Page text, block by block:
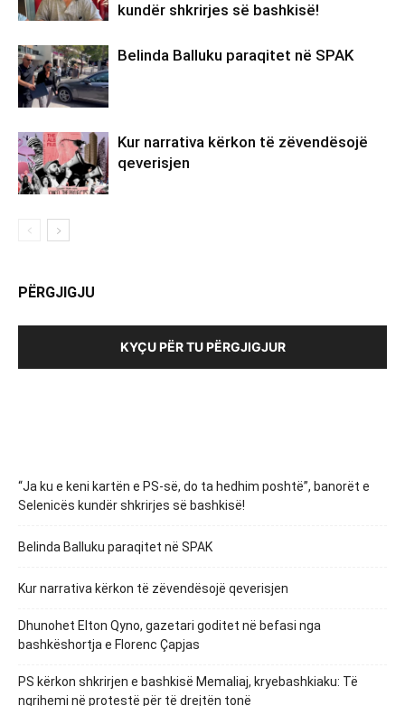
kundër shkrirjes së bashkisë!
Belinda Balluku paraqitet në SPAK
Kur narrativa kërkon të zëvendësojë
qeverisjen
PËRGJIGJU
KYÇU PËR TU PËRGJIGJUR
“Ja ku e keni kartën e PS-së, do ta hedhim poshtë”, banorët e
Selenicës kundër shkrirjes së bashkisë!
Belinda Balluku paraqitet në SPAK
Kur narrativa kërkon të zëvendësojë qeverisjen
Dhunohet Elton Qyno, gazetari goditet në befasi nga
bashkëshortja e Florenc Çapjas
PS kërkon shkrirjen e bashkisë Memaliaj, kryebashkiaku: Të
ngrihemi në protestë për të drejtën tonë